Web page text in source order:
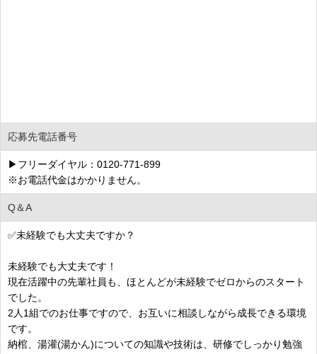
応募先電話番号
▶フリーダイヤル：0120-771-899
※お電話代金はかかりません。
Q＆A
✅未経験でも大丈夫ですか？
未経験でも大丈夫です！
現在活躍中の先輩社員も、ほとんどが未経験でゼロからのスタート
でした。
2人1組でのお仕事ですので、お互いに相談しながら成長できる環境
です。
納棺、湯灌(湯かん)についての知識や技術は、研修でしっかり勉強